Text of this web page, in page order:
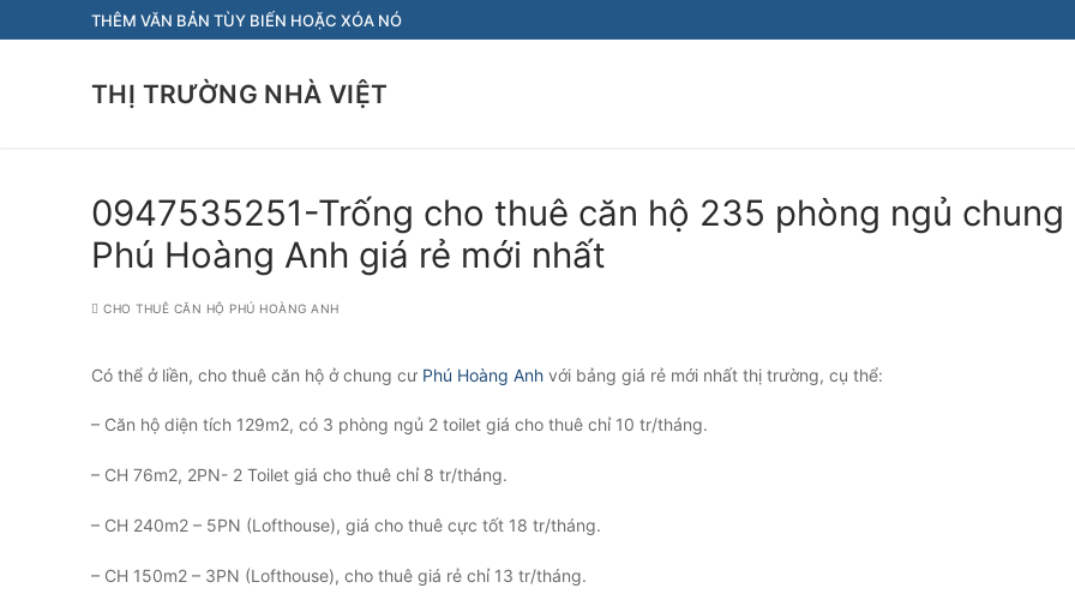
đến
THÊM VĂN BẢN TÙY BIẾN HOẶC XÓA NÓ
THỊ TRƯỜNG NHÀ VIỆT
0947535251-Trống cho thuê căn hộ 235 phòng ngủ chung
Phú Hoàng Anh giá rẻ mới nhất
CHO THUÊ CĂN HỘ PHÚ HOÀNG ANH
Có thể ở liền, cho thuê căn hộ ở chung cư Phú Hoàng Anh với bảng giá rẻ mới nhất thị trường, cụ thể:
– Căn hộ diện tích 129m2, có 3 phòng ngủ 2 toilet giá cho thuê chỉ 10 tr/tháng.
– CH 76m2, 2PN- 2 Toilet giá cho thuê chỉ 8 tr/tháng.
– CH 240m2 – 5PN (Lofthouse), giá cho thuê cực tốt 18 tr/tháng.
– CH 150m2 – 3PN (Lofthouse), cho thuê giá rẻ chỉ 13 tr/tháng.